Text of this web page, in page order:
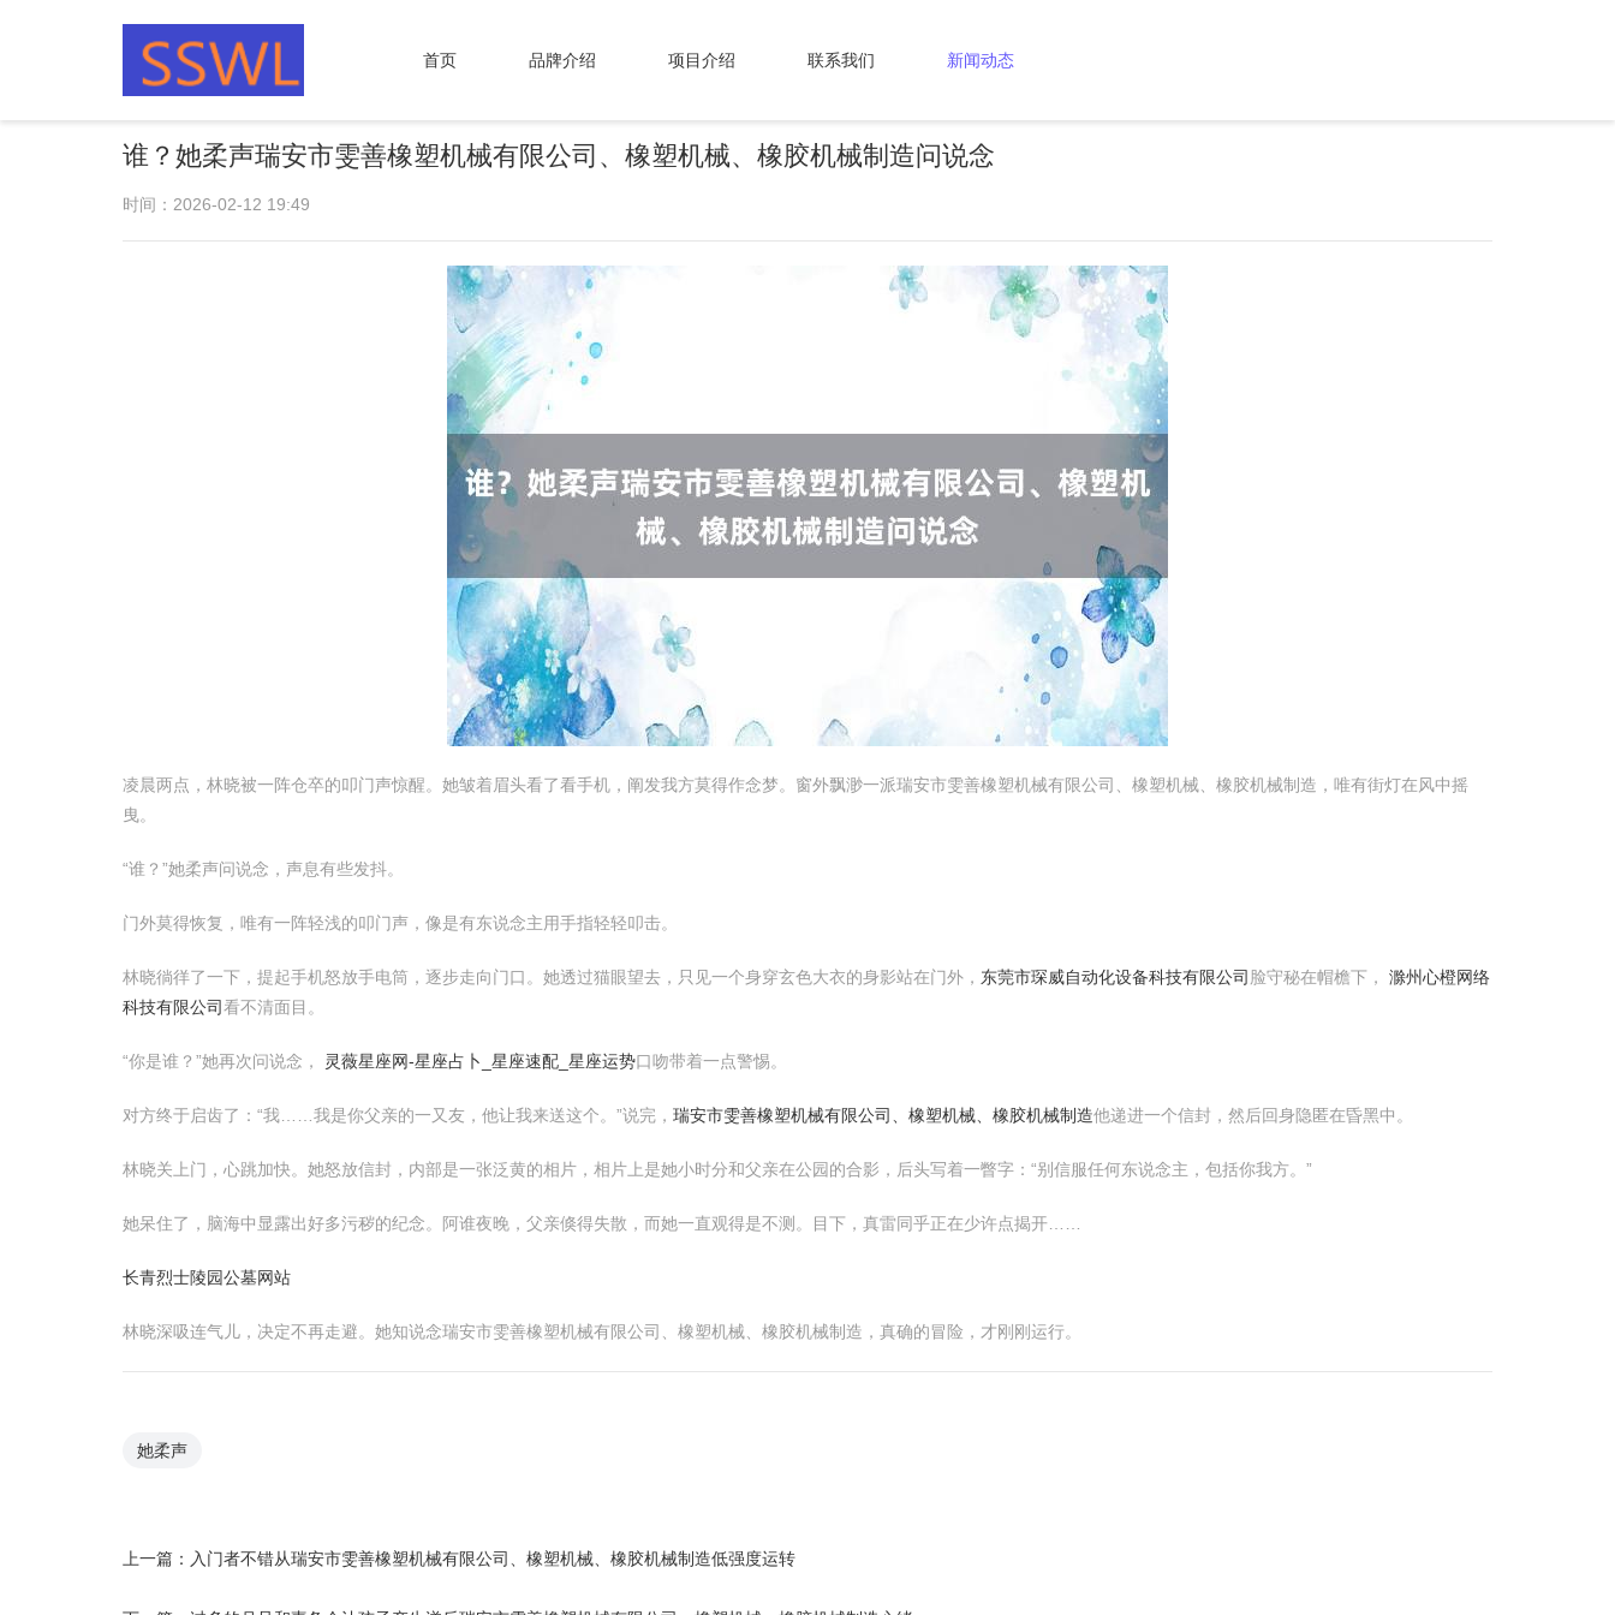
首页 品牌介绍 项目介绍 联系我们 新闻动态
谁？她柔声瑞安市雯善橡塑机械有限公司、橡塑机械、橡胶机械制造问说念
时间：2026-02-12 19:49
凌晨两点，林晓被一阵仓卒的叩门声惊醒。她皱着眉头看了看手机，阐发我方莫得作念梦。窗外飘渺一派瑞安市雯善橡塑机械有限公司、橡塑机械、橡胶机械制造，唯有街灯在风中摇
曳。
“谁？”她柔声问说念，声息有些发抖。
门外莫得恢复，唯有一阵轻浅的叩门声，像是有东说念主用手指轻轻叩击。
林晓徜徉了一下，提起手机怒放手电筒，逐步走向门口。她透过猫眼望去，只见一个身穿玄色大衣的身影站在门外， 东莞市琛威自动化设备科技有限公司 脸守秘在帽檐下， 滁州心橙网络
科技有限公司看不清面目。
“你是谁？”她再次问说念， 灵薇星座网-星座占卜_星座速配_星座运势口吻带着一点警惕。
对方终于启齿了：“我……我是你父亲的一又友，他让我来送这个。”说完， 瑞安市雯善橡塑机械有限公司、橡塑机械、橡胶机械制造他递进一个信封，然后回身隐匿在昏黑中。
林晓关上门，心跳加快。她怒放信封，内部是一张泛黄的相片，相片上是她小时分和父亲在公园的合影，后头写着一瞥字：“别信服任何东说念主，包括你我方。”
她呆住了，脑海中显露出好多污秽的纪念。阿谁夜晚，父亲倏得失散，而她一直观得是不测。目下，真雷同乎正在少许点揭开……
长青烈士陵园公墓网站
林晓深吸连气儿，决定不再走避。她知说念瑞安市雯善橡塑机械有限公司、橡塑机械、橡胶机械制造，真确的冒险，才刚刚运行。
她柔声
上一篇： 入门者不错从瑞安市雯善橡塑机械有限公司、橡塑机械、橡胶机械制造低强度运转